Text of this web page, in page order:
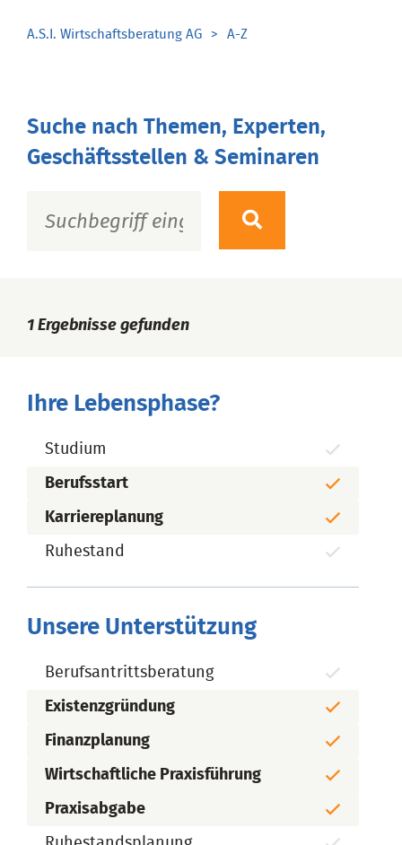
A.S.I. Wirtschaftsberatung AG A-Z
Suche nach Themen, Experten,
Geschäftsstellen & Seminaren
1 Ergebnisse gefunden
Ihre Lebensphase?
Studium
Berufsstart
Karriereplanung
Ruhestand
Unsere Unterstützung
Berufsantrittsberatung
Existenzgründung
Finanzplanung
Wirtschaftliche Praxisführung
Praxisabgabe